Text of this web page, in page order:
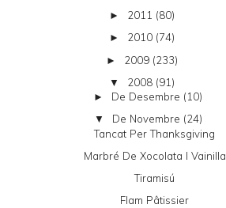
► 2011 (80)
► 2010 (74)
► 2009 (233)
▼ 2008 (91)
► De Desembre (10)
▼ De Novembre (24)
Tancat Per Thanksgiving
Marbré De Xocolata I Vainilla
Tiramisú
Flam Pâtissier